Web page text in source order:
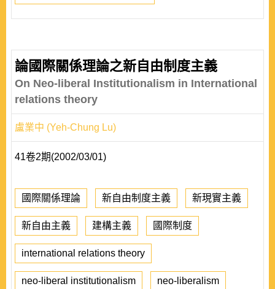
論國際關係理論之新自由制度主義
On Neo-liberal Institutionalism in International
relations theory
盧業中 (Yeh-Chung Lu)
41卷2期(2002/03/01)
國際關係理論 新自由制度主義 新現實主義
新自由主義 建構主義 國際制度
international relations theory
neo-liberal institutionalism neo-liberalism